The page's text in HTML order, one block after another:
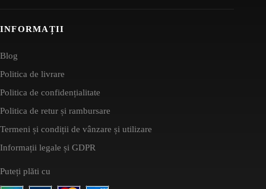
INFORMAȚII
Blog
Politica de livrare
Politica de confidențialitate
Politica de retur și rambursare
Termeni și condiții de vânzare și utilizare
Informații legale și GDPR
Puteți plăti cu